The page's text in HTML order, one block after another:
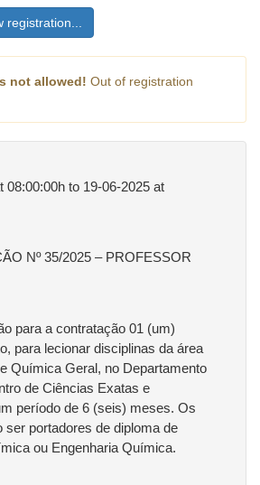
registration...
not allowed! Out of registration
08:00:00h to 19-06-2025 at
Nº 35/2025 – PROFESSOR
para a contratação 01 (um)
para lecionar disciplinas da área
Química Geral, no Departamento
de Ciências Exatas e
período de 6 (seis) meses. Os
ser portadores de diploma de
ou Engenharia Química.